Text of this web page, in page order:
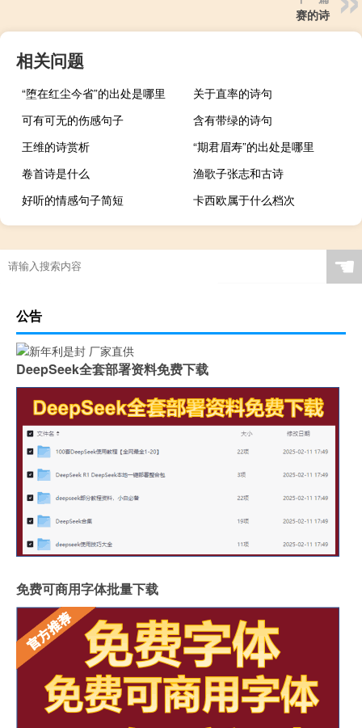
赛的诗
相关问题
“堕在红尘今省”的出处是哪里
关于直率的诗句
可有可无的伤感句子
含有带绿的诗句
王维的诗赏析
“期君眉寿”的出处是哪里
卷首诗是什么
渔歌子张志和古诗
好听的情感句子简短
卡西欧属于什么档次
☚
公告
DeepSeek全套部署资料免费下载
免费可商用字体批量下载